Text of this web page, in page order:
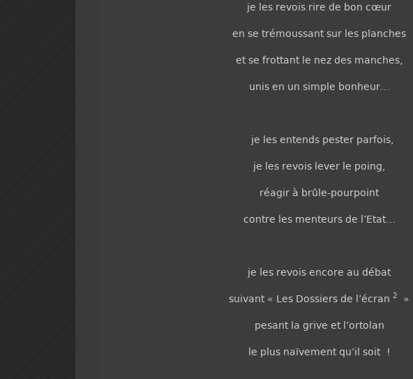
je les revois rire de bon cœur
en se trémoussant sur les planches
et se frottant le nez des manches,
unis en un simple bonheur…
je les entends pester parfois,
je les revois lever le poing,
réagir à brûle-pourpoint
contre les menteurs de l’Etat…
je les revois encore au débat
suivant « Les Dossiers de l’écran2 »
pesant la grive et l’ortolan
le plus naïvement qu’il soit !